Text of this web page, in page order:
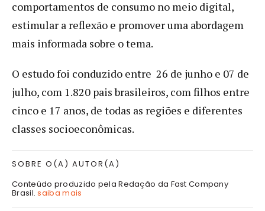
comportamentos de consumo no meio digital,
estimular a reflexão e promover uma abordagem
mais informada sobre o tema.
O estudo foi conduzido entre 26 de junho e 07 de
julho, com 1.820 pais brasileiros, com filhos entre
cinco e 17 anos, de todas as regiões e diferentes
classes socioeconômicas.
SOBRE O(A) AUTOR(A)
Conteúdo produzido pela Redação da Fast Company
Brasil.saiba mais